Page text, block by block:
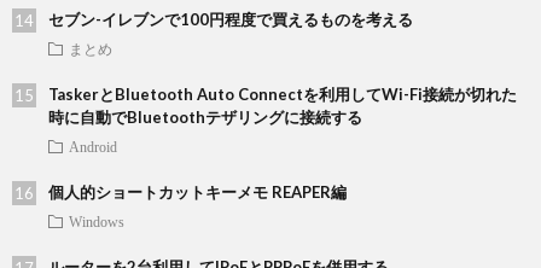
セブン-イレブンで100円程度で買えるものを考える
まとめ
TaskerとBluetooth Auto Connectを利用してWi-Fi接続が切れた
時に自動でBluetoothテザリングに接続する
Android
個人的ショートカットキーメモ REAPER編
Windows